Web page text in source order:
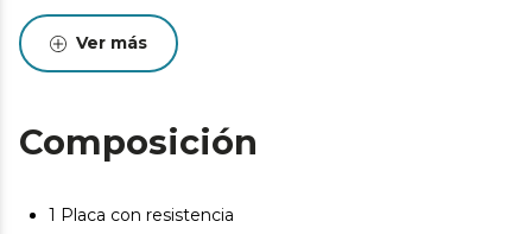
Ver más
Composición
1 Placa con resistencia